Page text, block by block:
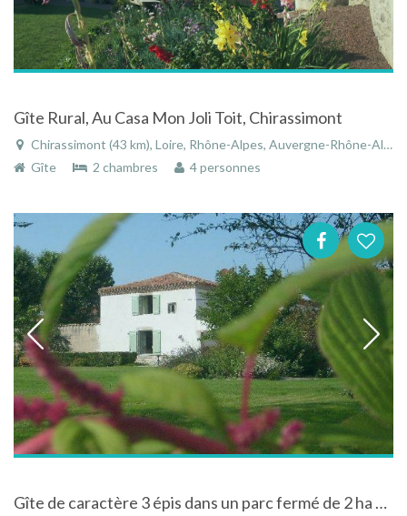
Gîte Rural, Au Casa Mon Joli Toit, Chirassimont
Chirassimont (43 km), Loire, Rhône-Alpes, Auvergne-Rhône-Alpes, France
Gîte
2 chambres 4 personnes
Gîte de caractère 3 épis dans un parc fermé de 2 ha avec étang de pêche à Mornand-en-Forez